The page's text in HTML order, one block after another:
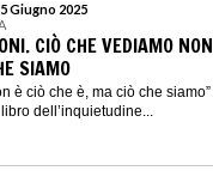
Giugno 2025
CIÒ CHE VEDIAMO
SIAMO
è ciò che è, ma ciò che siamo”
dell’inquietudine...